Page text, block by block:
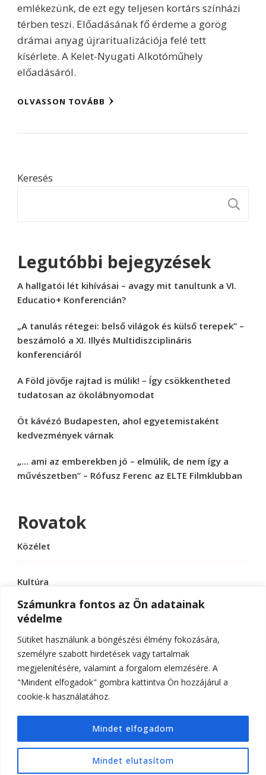
Számunkra fontos az Ön adatainak
védelme
Sütiket használunk a böngészési élmény fokozására,
személyre szabott hirdetések vagy tartalmak
megjelenítésére, valamint a forgalom elemzésére. A
"Mindent elfogadok" gombra kattintva Ön hozzájárul a
cookie-k használatához.
Mindet elutasítom
Mindet elfogadom
emlékezünk, de ezt egy teljesen kortárs színházi
térben teszi. Előadásának fő érdeme a görög
drámai anyag újraritualizációja felé tett
kísérlete. A Kelet-Nyugati Alkotóműhely
előadásáról.
OLVASSON TOVÁBB
Keresés
Legutóbbi bejegyzések
A hallgatói lét kihívásai – avagy mit tanultunk a VI.
Educatio+ Konferencián?
„A tanulás rétegei: belső világok és külső terepek” –
beszámoló a XI. Illyés Multidiszciplináris
konferenciáról
A Föld jövője rajtad is múlik! – Így csökkentheted
tudatosan az ökolábnyomodat
Öt kávézó Budapesten, ahol egyetemistaként
kedvezmények várnak
„… ami az emberekben jó – elmúlik, de nem így a
művészetben” – Rófusz Ferenc az ELTE Filmklubban
Rovatok
Közélet
Kultúra
Sport
Tudomány
© Szerzői jog 2026ELTE Online
fenntartva.Hello Fashion | FejlesztetteBlossom
Themes.Készítette: WordPress